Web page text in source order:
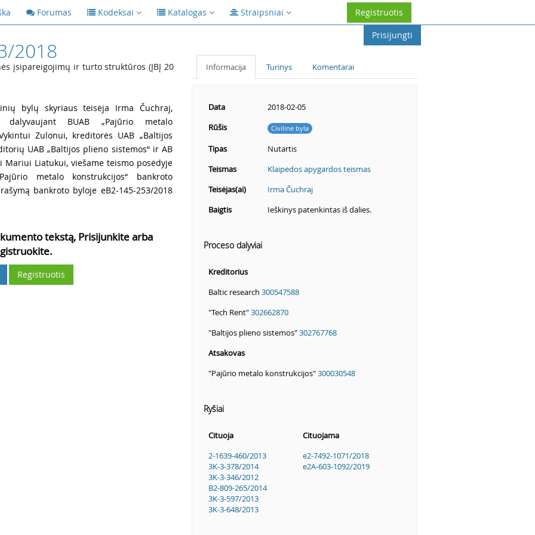
Forumas Kodeksai Katalogas Straipsniai
Registruotis
Prisijungti
2018
įsipareigojimų ir turto struktūros (ĮBĮ 20
bylų skyriaus teisėja Irma Čuchraj,
dalyvaujant BUAB „Pajūrio metalo
Zulonui, kreditorės UAB „Baltijos
UAB „Baltijos plieno sistemos“ ir AB
Mariui Liatukui, viešame teismo posėdyje
metalo konstrukcijos“ bankroto
bankroto byloje eB2-145-253/2018
tekstą, Prisijunkite arba
Registruotis
Informacija Turinys Komentarai
Data
2018-02-05
Rūšis
Civilinė byla
Tipas
Nutartis
Teismas
Klaipėdos apygardos teismas
Teisėjas(ai)
Irma Čuchraj
Baigtis
Ieškinys patenkintas iš dalies.
Proceso dalyviai
Kreditorius
Baltic research 300547588
"Tech Rent"302662870
"Baltijos plieno sistemos"302767768
Atsakovas
"Pajūrio metalo konstrukcijos"300030548
Ryšiai
Cituoja
Cituojama
2-1639-460/2013
3K-3-378/2014
3K-3-346/2012
B2-809-265/2014
3K-3-597/2013
3K-3-648/2013
e2-7492-1071/2018
e2A-603-1092/2019